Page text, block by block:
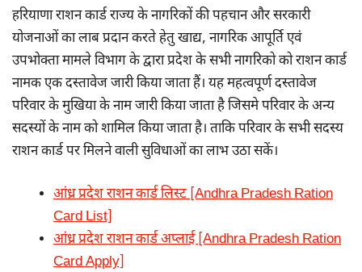
हरियाणा राशन कार्ड राज्य के नागरिकों की पहचान और सरकारी
योजनाओं का लाब प्रदान करते हेतु खाद्य, नागरिक आपूर्ति एवं
उपभोक्ता मामले विभाग के द्वारा प्रदेश के सभी नागरिको को राशन कार्ड
नामक एक दस्तावेज जारी किया जाता हैं। यह महत्वपूर्ण दस्तावेज
परिवार के मुखिया के नाम जारी किया जाता है जिसमे परिवार के अन्य
सदस्यों के नाम को शामिल किया जाता है। ताकि परिवार के सभी सदस्य
राशन कार्ड पर मिलने वाली सुविधाओं का लाभ उठा सकें।
आंध्र प्रदेश राशन कार्ड लिस्ट [Andhra Pradesh Ration
Card List]
आंध्र प्रदेश राशन कार्ड अप्लाई [Andhra Pradesh Ration
Card Apply]